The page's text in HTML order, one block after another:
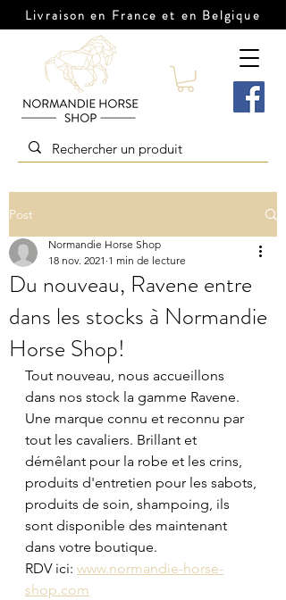
Livraison en France et en Belgique
Post
Du nouveau, Ravene entre
dans les stocks à Normandie
Horse Shop!
Normandie Horse Shop
18 nov. 2021 1 min de lecture
Tout nouveau, nous accueillons
dans nos stock la gamme Ravene.
Une marque connu et reconnu par
tout les cavaliers. Brillant et
démêlant pour la robe et les crins,
produits d'entretien pour les sabots,
produits de soin, shampoing, ils
sont disponible des maintenant
dans votre boutique.
RDV ici: www.normandie-horse-
shop.com